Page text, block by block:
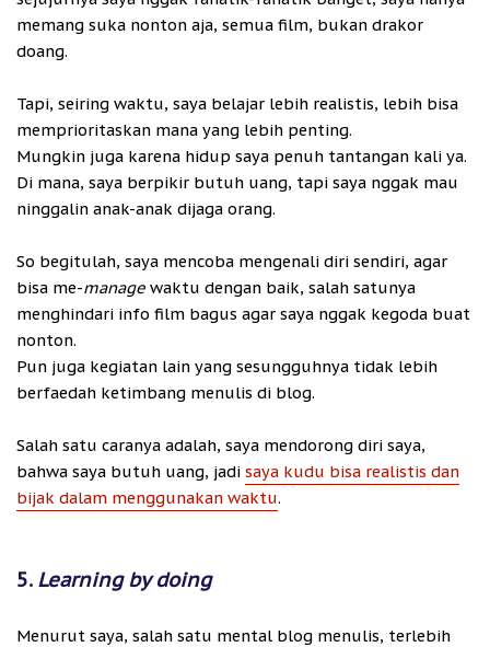
memang suka nonton aja, semua film, bukan drakor
doang.
Tapi, seiring waktu, saya belajar lebih realistis, lebih bisa
memprioritaskan mana yang lebih penting.
Mungkin juga karena hidup saya penuh tantangan kali ya.
Di mana, saya berpikir butuh uang, tapi saya nggak mau
ninggalin anak-anak dijaga orang.
So begitulah, saya mencoba mengenali diri sendiri, agar
bisa me-manage waktu dengan baik, salah satunya
menghindari info film bagus agar saya nggak kegoda buat
nonton.
Pun juga kegiatan lain yang sesungguhnya tidak lebih
berfaedah ketimbang menulis di blog.
Salah satu caranya adalah, saya mendorong diri saya,
bahwa saya butuh uang, jadi saya kudu bisa realistis dan
bijak dalam menggunakan waktu.
5. Learning by doing
Menurut saya, salah satu mental blog menulis, terlebih